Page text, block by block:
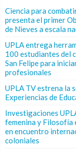
Ciencia para
presenta el primer
de Nieves a escala
UPLA entrega
100 estudiantes del
San Felipe para
profesionales
UPLA TV estrena la
Experiencias de
Investigaciones
femenina y Filosofía
en encuentro
coloniales